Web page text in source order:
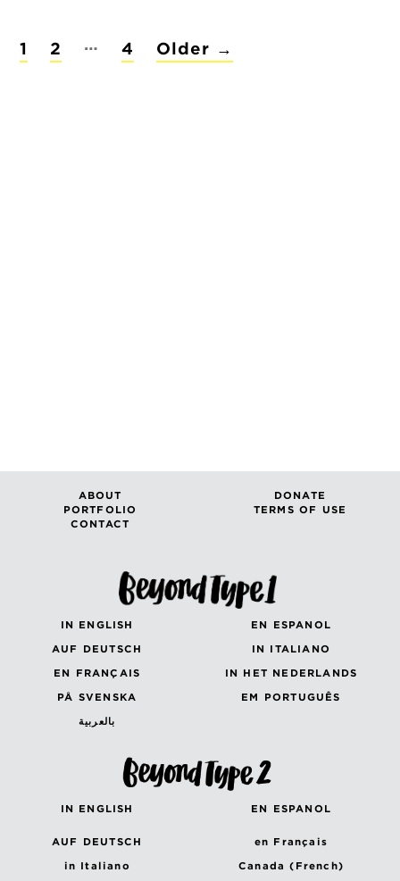
POSTS
PAGINATION
1 2 … 4 Older →
ABOUT
DONATE
PORTFOLIO
TERMS OF USE
CONTACT
IN ENGLISH
EN ESPANOL
AUF DEUTSCH
IN ITALIANO
EN FRANÇAIS
IN HET NEDERLANDS
PÅ SVENSKA
EM PORTUGUÊS
بالعربية
IN ENGLISH EN ESPANOL
AUF DEUTSCH
en Français
in Italiano
Canada (French)